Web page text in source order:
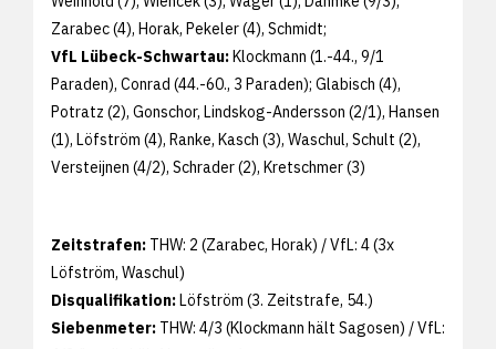
Zarabec (4), Horak, Pekeler (4), Schmidt;
VfL Lübeck-Schwartau:Klockmann (1.-44., 9/1
Paraden), Conrad (44.-60., 3 Paraden); Glabisch (4),
Potratz (2), Gonschor, Lindskog-Andersson (2/1), Hansen
(1), Löfström (4), Ranke, Kasch (3), Waschul, Schult (2),
Versteijnen (4/2), Schrader (2), Kretschmer (3)
Zeitstrafen: THW: 2 (Zarabec, Horak) / VfL: 4 (3x
Löfström, Waschul)
Disqualifikation:Löfström (3. Zeitstrafe, 54.)
Siebenmeter: THW: 4/3 (Klockmann hält Sagosen) / VfL: